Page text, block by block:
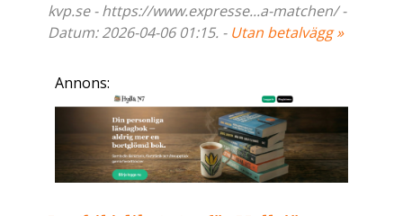
kvp.se - https://www.expresse...a-matchen/ -
Datum: 2026-04-06 01:15. - Utan betalvägg »
Annons: